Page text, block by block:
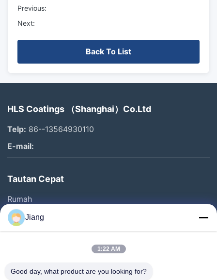
Previous:
Next:
Back To List
HLS Coatings （Shanghai）Co.Ltd
Telp: 86--13564930110
E-mail:
Tautan Cepat
Rumah
Produk
Video
Tentang Kami
Jiang
1:22 AM
Good day, what product are you looking for?